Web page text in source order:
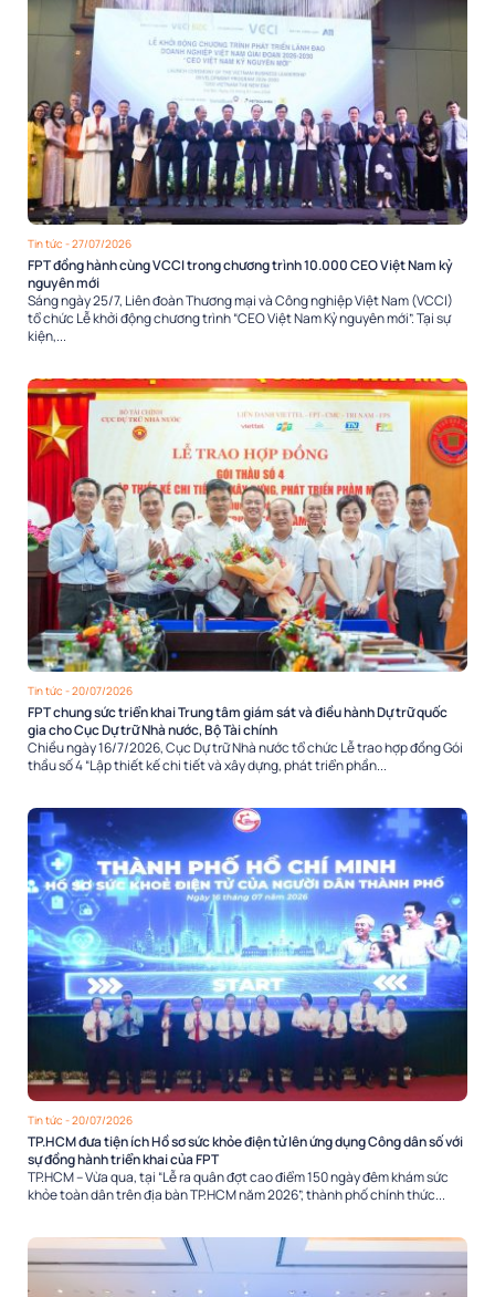
Tin tức - 27/07/2026
FPT đồng hành cùng VCCI trong chương trình 10.000 CEO Việt Nam kỷ
nguyên mới
Sáng ngày 25/7, Liên đoàn Thương mại và Công nghiệp Việt Nam (VCCI)
tổ chức Lễ khởi động chương trình “CEO Việt Nam Kỷ nguyên mới”. Tại sự
kiện,...
Tin tức - 20/07/2026
FPT chung sức triển khai Trung tâm giám sát và điều hành Dự trữ quốc
gia cho Cục Dự trữ Nhà nước, Bộ Tài chính
Chiều ngày 16/7/2026, Cục Dự trữ Nhà nước tổ chức Lễ trao hợp đồng Gói
thầu số 4 “Lập thiết kế chi tiết và xây dựng, phát triển phần...
Tin tức - 20/07/2026
TP.HCM đưa tiện ích Hồ sơ sức khỏe điện tử lên ứng dụng Công dân số với
sự đồng hành triển khai của FPT
TP.HCM – Vừa qua, tại “Lễ ra quân đợt cao điểm 150 ngày đêm khám sức
khỏe toàn dân trên địa bàn TP.HCM năm 2026”, thành phố chính thức...